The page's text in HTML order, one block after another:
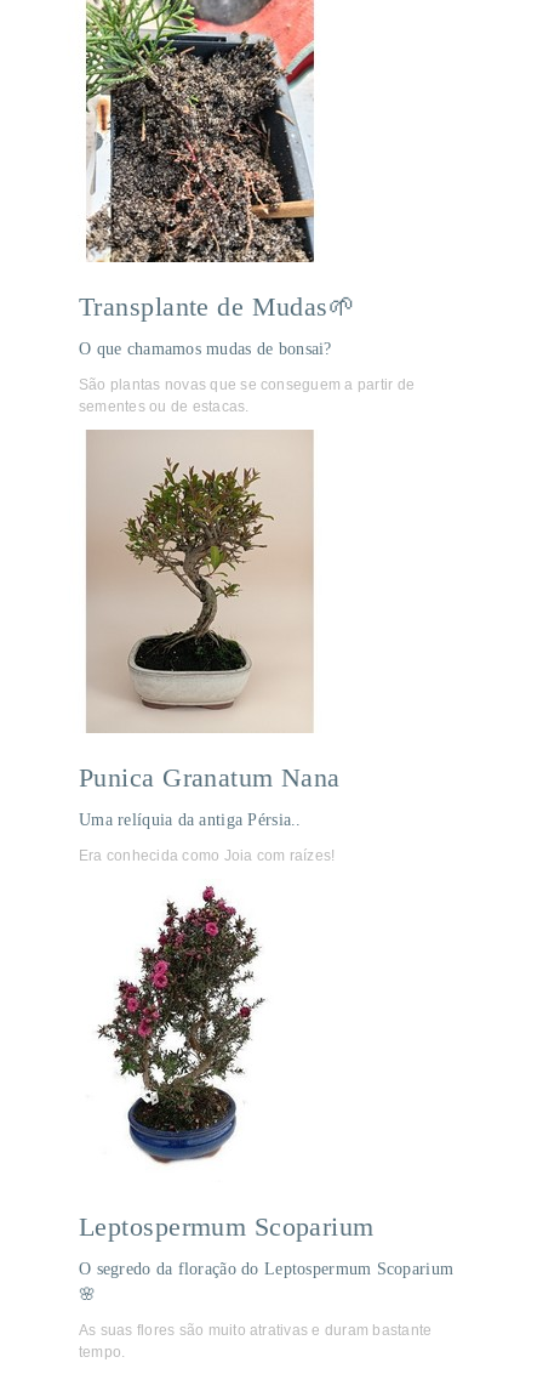
Transplante de Mudas🌱
O que chamamos mudas de bonsai?
São plantas novas que se conseguem a partir de
sementes ou de estacas.
Punica Granatum Nana
Uma relíquia da antiga Pérsia..
Era conhecida como Joia com raízes!
Leptospermum Scoparium
O segredo da floração do Leptospermum Scoparium
🌸
As suas flores são muito atrativas e duram bastante
tempo.